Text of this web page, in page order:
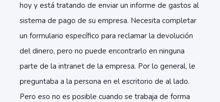
hoy y está tratando de enviar un informe de gastos al
sistema de pago de su empresa. Necesita completar
un formulario específico para reclamar la devolución
del dinero, pero no puede encontrarlo en ninguna
parte de la intranet de la empresa. Por lo general, le
preguntaba a la persona en el escritorio de al lado.
Pero eso no es posible cuando se trabaja de forma